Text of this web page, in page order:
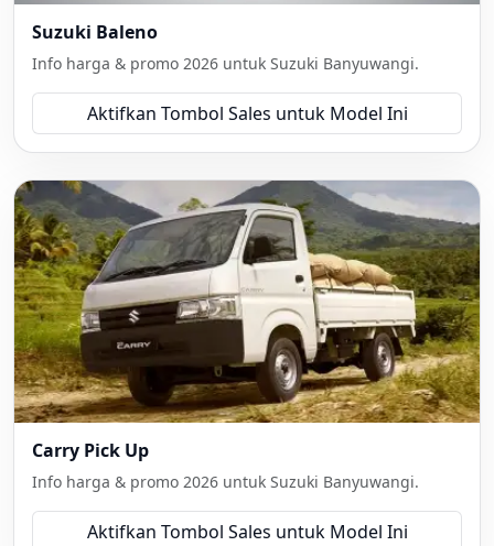
Suzuki Baleno
Info harga & promo 2026 untuk Suzuki Banyuwangi.
Aktifkan Tombol Sales untuk Model Ini
Carry Pick Up
Info harga & promo 2026 untuk Suzuki Banyuwangi.
Aktifkan Tombol Sales untuk Model Ini